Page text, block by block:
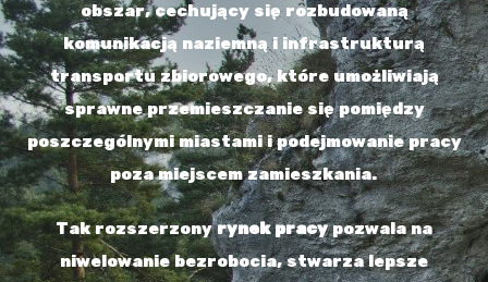
obszar, cechujący się rozbudowaną
komunikacją naziemną i infrastrukturą
transportu zbiorowego, które umożliwiają
sprawne przemieszczanie się pomiędzy
poszczególnymi miastami i podejmowanie pracy
poza miejscem zamieszkania.
Tak rozszerzonyrynek pracypozwala na
niwelowanie bezrobocia, stwarza lepsze